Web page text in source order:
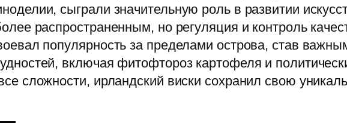
сыграли значительную роль в развитии
распространенным, но регуляция и контроль
популярность за пределами острова, став
включая фитофтороз картофеля и
сложности, ирландский виски сохранил свою